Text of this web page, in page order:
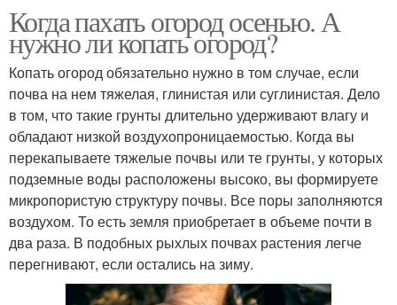
Когда пахать огород осенью. А
нужно ли копать огород?
Копать огород обязательно нужно в том случае, если
почва на нем тяжелая, глинистая или суглинистая. Дело
в том, что такие грунты длительно удерживают влагу и
обладают низкой воздухопроницаемостью. Когда вы
перекапываете тяжелые почвы или те грунты, у которых
подземные воды расположены высоко, вы формируете
микропористую структуру почвы. Все поры заполняются
воздухом. То есть земля приобретает в объеме почти в
два раза. В подобных рыхлых почвах растения легче
перегнивают, если остались на зиму.